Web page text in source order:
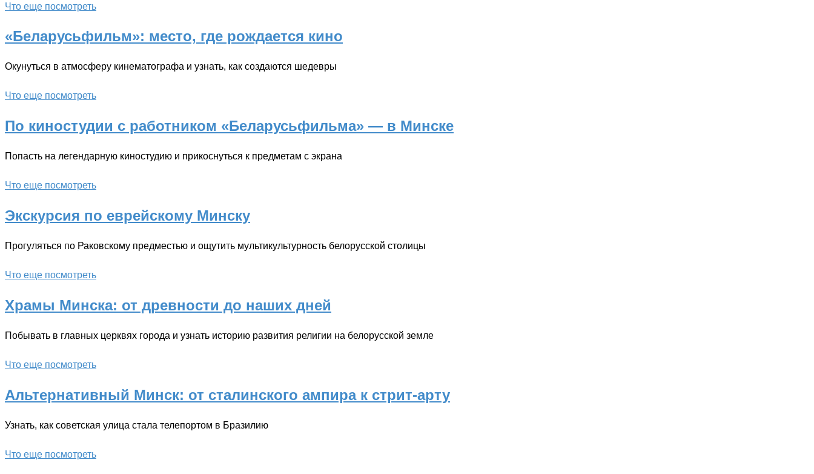
Что еще посмотреть
«Беларусьфильм»: место, где рождается кино
Окунуться в атмосферу кинематографа и узнать, как создаются шедевры
Что еще посмотреть
По киностудии с работником «Беларусьфильма» — в Минске
Попасть на легендарную киностудию и прикоснуться к предметам с экрана
Что еще посмотреть
Экскурсия по еврейскому Минску
Прогуляться по Раковскому предместью и ощутить мультикультурность белорусской столицы
Что еще посмотреть
Храмы Минска: от древности до наших дней
Побывать в главных церквях города и узнать историю развития религии на белорусской земле
Что еще посмотреть
Альтернативный Минск: от сталинского ампира к стрит-арту
Узнать, как советская улица стала телепортом в Бразилию
Что еще посмотреть